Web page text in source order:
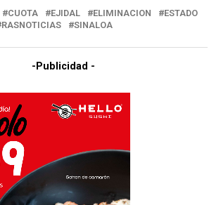
CUOTA EJIDAL ELIMINACION
ESTADO
RASNOTICIAS SINALOA
-Publicidad -